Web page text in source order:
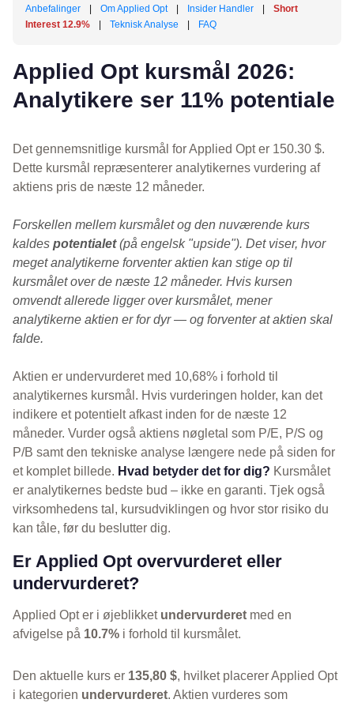
Anbefalinger
Om Applied Opt Insider Handler
Short
Interest 12.9%
Teknisk Analyse FAQ
Applied Opt kursmål 2026:
Analytikere ser 11% potentiale
Det gennemsnitlige kursmål for Applied Opt er 150.30 $.
Dette kursmål repræsenterer analytikernes vurdering af
aktiens pris de næste 12 måneder.
Forskellen mellem kursmålet og den nuværende kurs
kaldes potentialet(på engelsk "upside"). Det viser, hvor
meget analytikerne forventer aktien kan stige op til
kursmålet over de næste 12 måneder. Hvis kursen
omvendt allerede ligger over kursmålet, mener
analytikerne aktien er for dyr — og forventer at aktien skal
falde.
Aktien er undervurderet med 10,68% i forhold til
analytikernes kursmål. Hvis vurderingen holder, kan det
indikere et potentielt afkast inden for de næste 12
måneder. Vurder også aktiens nøgletal som P/E, P/S og
P/B samt den tekniske analyse længere nede på siden for
et komplet billede. Hvad betyder det for dig? Kursmålet
er analytikernes bedste bud – ikke en garanti. Tjek også
virksomhedens tal, kursudviklingen og hvor stor risiko du
kan tåle, før du beslutter dig.
Er Applied Opt overvurderet eller
undervurderet?
Applied Opt er i øjeblikket undervurderet med en
afvigelse på 10.7% i forhold til kursmålet.
Den aktuelle kurs er 135,80 $, hvilket placerer Applied Opt
i kategorien undervurderet. Aktien vurderes som